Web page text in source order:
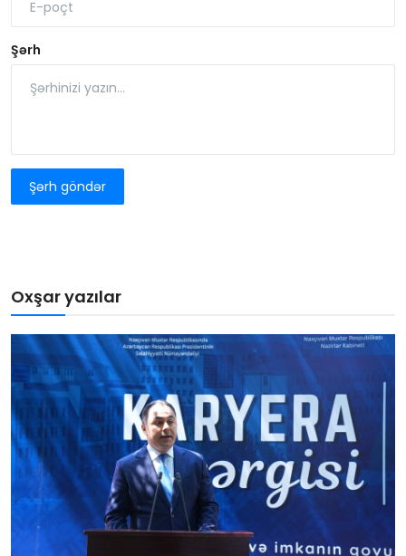
Şərh
Şərh göndər
Oxşar yazılar